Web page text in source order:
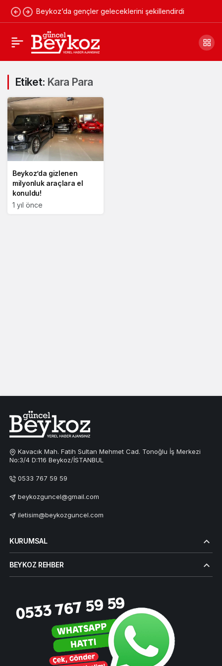
Beykoz’da gençler geleceklerini şekillendirdi
Etiket: Kara Para
Beykoz’da gizlenen
milyonluk araçlara el
konuldu!
1 yıl önce
Kavacık Mah. Fatih Sultan Mehmet Cad. Tonoğlu İş Merkezi
No:3/4 D:116 Beykoz/İSTANBUL
0533 767 59 59
beykozguncel@gmail.com
iletisim@beykozguncel.com
KURUMSAL
BEYKOZ REHBER